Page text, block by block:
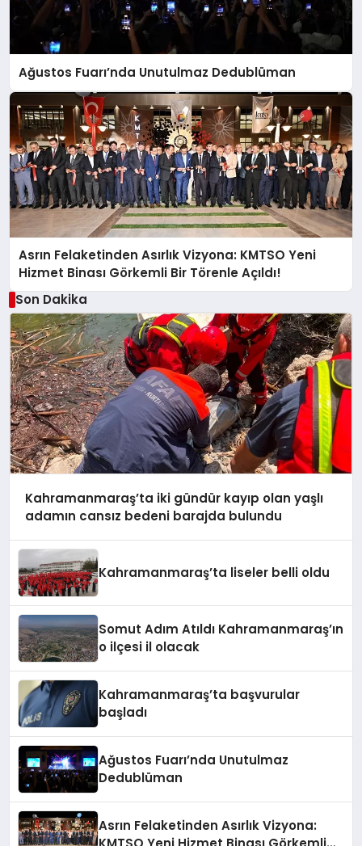
Ağustos Fuarı’nda Unutulmaz Dedublüman
Asrın Felaketinden Asırlık Vizyona: KMTSO Yeni
Hizmet Binası Görkemli Bir Törenle Açıldı!
Son Dakika
Kahramanmaraş’ta iki gündür kayıp olan yaşlı
adamın cansız bedeni barajda bulundu
Kahramanmaraş’ta liseler belli oldu
Somut Adım Atıldı Kahramanmaraş’ın
o ilçesi il olacak
Kahramanmaraş’ta başvurular
başladı
Ağustos Fuarı’nda Unutulmaz
Dedublüman
Asrın Felaketinden Asırlık Vizyona: